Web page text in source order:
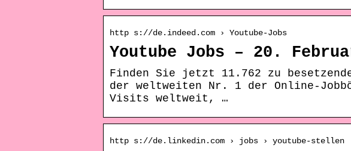
http s://de.indeed.com › Youtube-Jobs
Youtube Jobs – 20.
Finden Sie jetzt 11.762 zu
der weltweiten Nr. 1 der Online-
Visits weltweit, …
http s://de.linkedin.com › jobs › youtube-stellen